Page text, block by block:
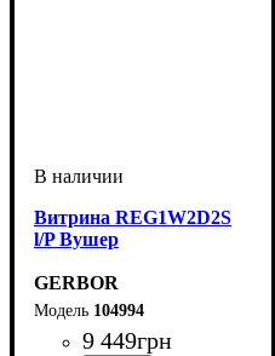
Витрина REG1W2D2S
l/P Вушер
GERBOR
104994
9 449грн